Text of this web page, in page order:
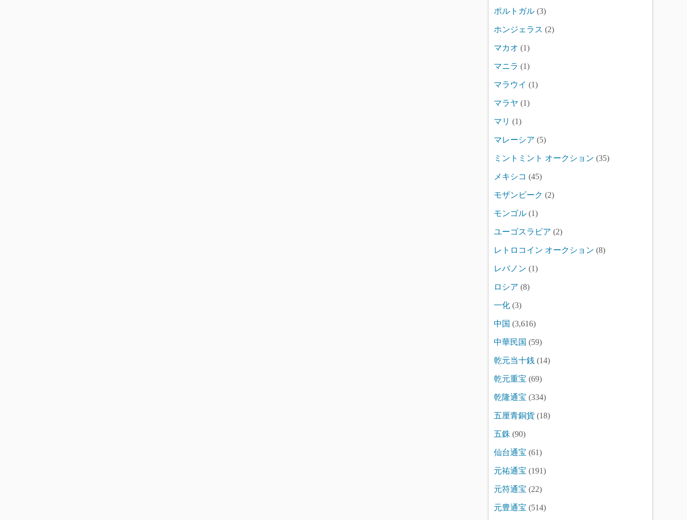
ポルトガル (3)
ホンジェラス (2)
マカオ (1)
マニラ (1)
マラウイ (1)
マラヤ (1)
マリ (1)
マレーシア (5)
ミントミント オークション (35)
メキシコ (45)
モザンビーク (2)
モンゴル (1)
ユーゴスラビア (2)
レトロコイン オークション (8)
レバノン (1)
ロシア (8)
一化 (3)
中国 (3,616)
中華民国 (59)
乾元当十銭 (14)
乾元重宝 (69)
乾隆通宝 (334)
五厘青銅貨 (18)
五銖 (90)
仙台通宝 (61)
元祐通宝 (191)
元符通宝 (22)
元豊通宝 (514)